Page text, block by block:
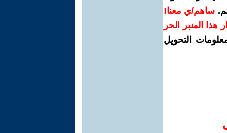
ساهم/ي معنا!
هذا المنبر الحر
التحويل